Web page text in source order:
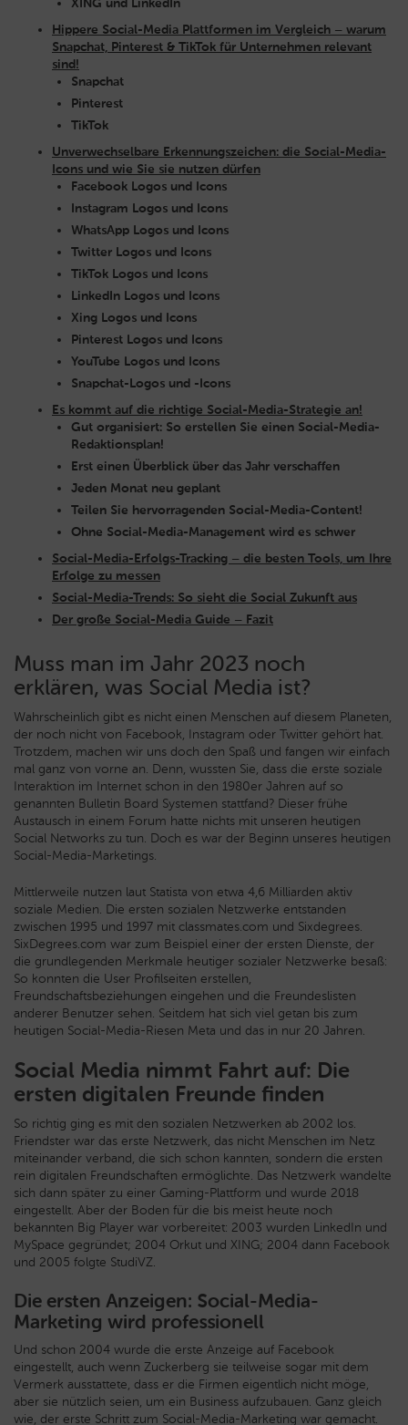
XING und LinkedIn
Hippere Social-Media Plattformen im Vergleich – warum
Snapchat, Pinterest & TikTok für Unternehmen relevant
sind!
Snapchat
Pinterest
TikTok
Unverwechselbare Erkennungszeichen: die Social-Media-
Icons und wie Sie sie nutzen dürfen
Facebook Logos und Icons
Instagram Logos und Icons
WhatsApp Logos und Icons
Twitter Logos und Icons
TikTok Logos und Icons
LinkedIn Logos und Icons
Xing Logos und Icons
Pinterest Logos und Icons
YouTube Logos und Icons
Snapchat-Logos und -Icons
Es kommt auf die richtige Social-Media-Strategie an!
Gut organisiert: So erstellen Sie einen Social-Media-
Redaktionsplan!
Erst einen Überblick über das Jahr verschaffen
Jeden Monat neu geplant
Teilen Sie hervorragenden Social-Media-Content!
Ohne Social-Media-Management wird es schwer
Social-Media-Erfolgs-Tracking – die besten Tools, um Ihre
Erfolge zu messen
Social-Media-Trends: So sieht die Social Zukunft aus
Der große Social-Media Guide – Fazit
Muss man im Jahr 2023 noch
erklären, was Social Media ist?
Wahrscheinlich gibt es nicht einen Menschen auf diesem Planeten,
der noch nicht von Facebook, Instagram oder Twitter gehört hat.
Trotzdem, machen wir uns doch den Spaß und fangen wir einfach
mal ganz von vorne an. Denn, wussten Sie, dass die erste soziale
Interaktion im Internet schon in den 1980er Jahren auf so
genannten Bulletin Board Systemen stattfand? Dieser frühe
Austausch in einem Forum hatte nichts mit unseren heutigen
Social Networks zu tun. Doch es war der Beginn unseres heutigen
Social-Media-Marketings.
Mittlerweile nutzen laut Statista von etwa 4,6 Milliarden aktiv
soziale Medien. Die ersten sozialen Netzwerke entstanden
zwischen 1995 und 1997 mit classmates.com und Sixdegrees.
SixDegrees.com war zum Beispiel einer der ersten Dienste, der
die grundlegenden Merkmale heutiger sozialer Netzwerke besaß:
So konnten die User Profilseiten erstellen,
Freundschaftsbeziehungen eingehen und die Freundeslisten
anderer Benutzer sehen. Seitdem hat sich viel getan bis zum
heutigen Social-Media-Riesen Meta und das in nur 20 Jahren.
Social Media nimmt Fahrt auf: Die
ersten digitalen Freunde finden
So richtig ging es mit den sozialen Netzwerken ab 2002 los.
Friendster war das erste Netzwerk, das nicht Menschen im Netz
miteinander verband, die sich schon kannten, sondern die ersten
rein digitalen Freundschaften ermöglichte. Das Netzwerk wandelte
sich dann später zu einer Gaming-Plattform und wurde 2018
eingestellt. Aber der Boden für die bis meist heute noch
bekannten Big Player war vorbereitet: 2003 wurden LinkedIn und
MySpace gegründet; 2004 Orkut und XING; 2004 dann Facebook
und 2005 folgte StudiVZ.
Die ersten Anzeigen: Social-Media-
Marketing wird professionell
Und schon 2004 wurde die erste Anzeige auf Facebook
eingestellt, auch wenn Zuckerberg sie teilweise sogar mit dem
Vermerk ausstattete, dass er die Firmen eigentlich nicht möge,
aber sie nützlich seien, um ein Business aufzubauen. Ganz gleich
wie, der erste Schritt zum Social-Media-Marketing war gemacht.